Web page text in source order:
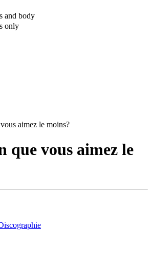
and body
only
aimez le moins?
que vous aimez le